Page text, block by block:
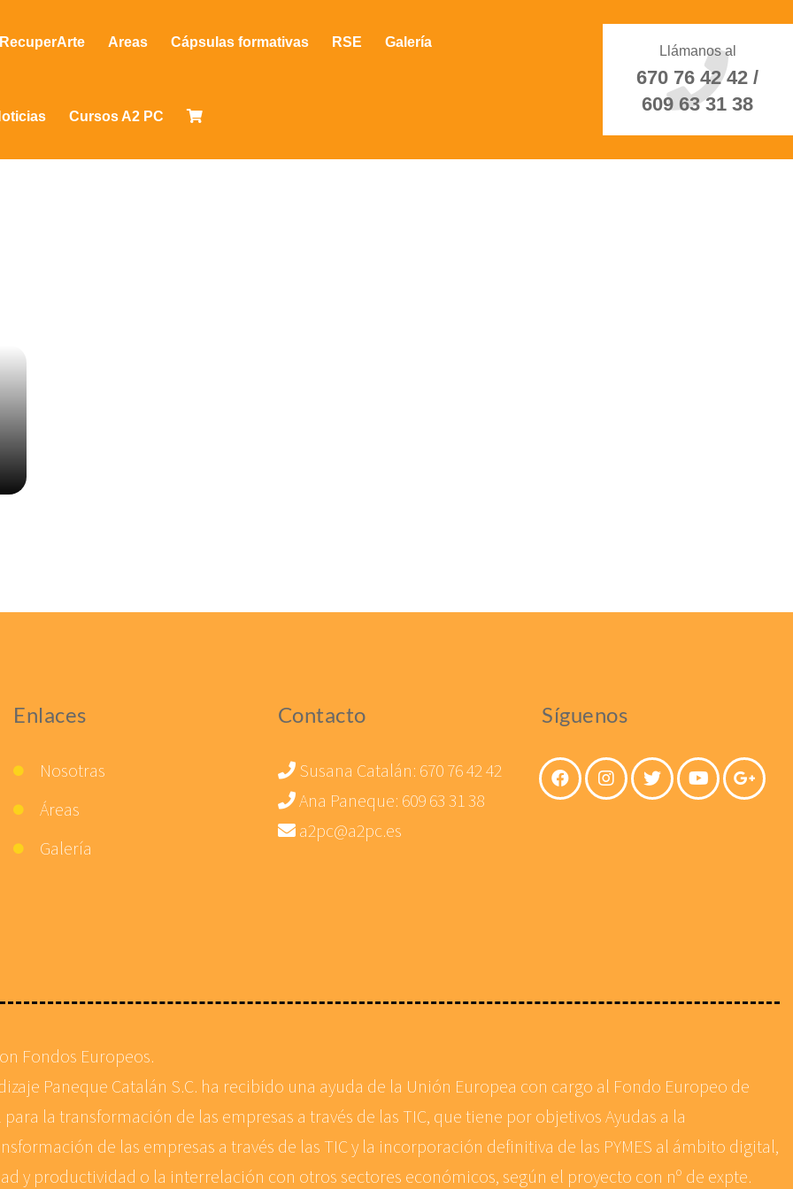
Areas Cápsulas formativas RSE Galería
Cursos A2 PC
Llámanos al
670 76 42 42 /
609 63 31 38
Enlaces
Nosotras
Áreas
Galería
Contacto
Susana Catalán: 670 76 42 42
Ana Paneque: 609 63 31 38
a2pc@a2pc.es
Síguenos
Fondos Europeos.
Paneque Catalán S.C. ha recibido una ayuda de la Unión Europea con cargo al Fondo Europeo de
la transformación de las empresas a través de las TIC, que tiene por objetivos Ayudas a la
de las empresas a través de las TIC y la incorporación definitiva de las PYMES al ámbito digital,
y productividad o la interrelación con otros sectores económicos, según el proyecto con nº de expte.